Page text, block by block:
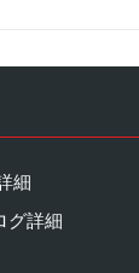
細
詳細